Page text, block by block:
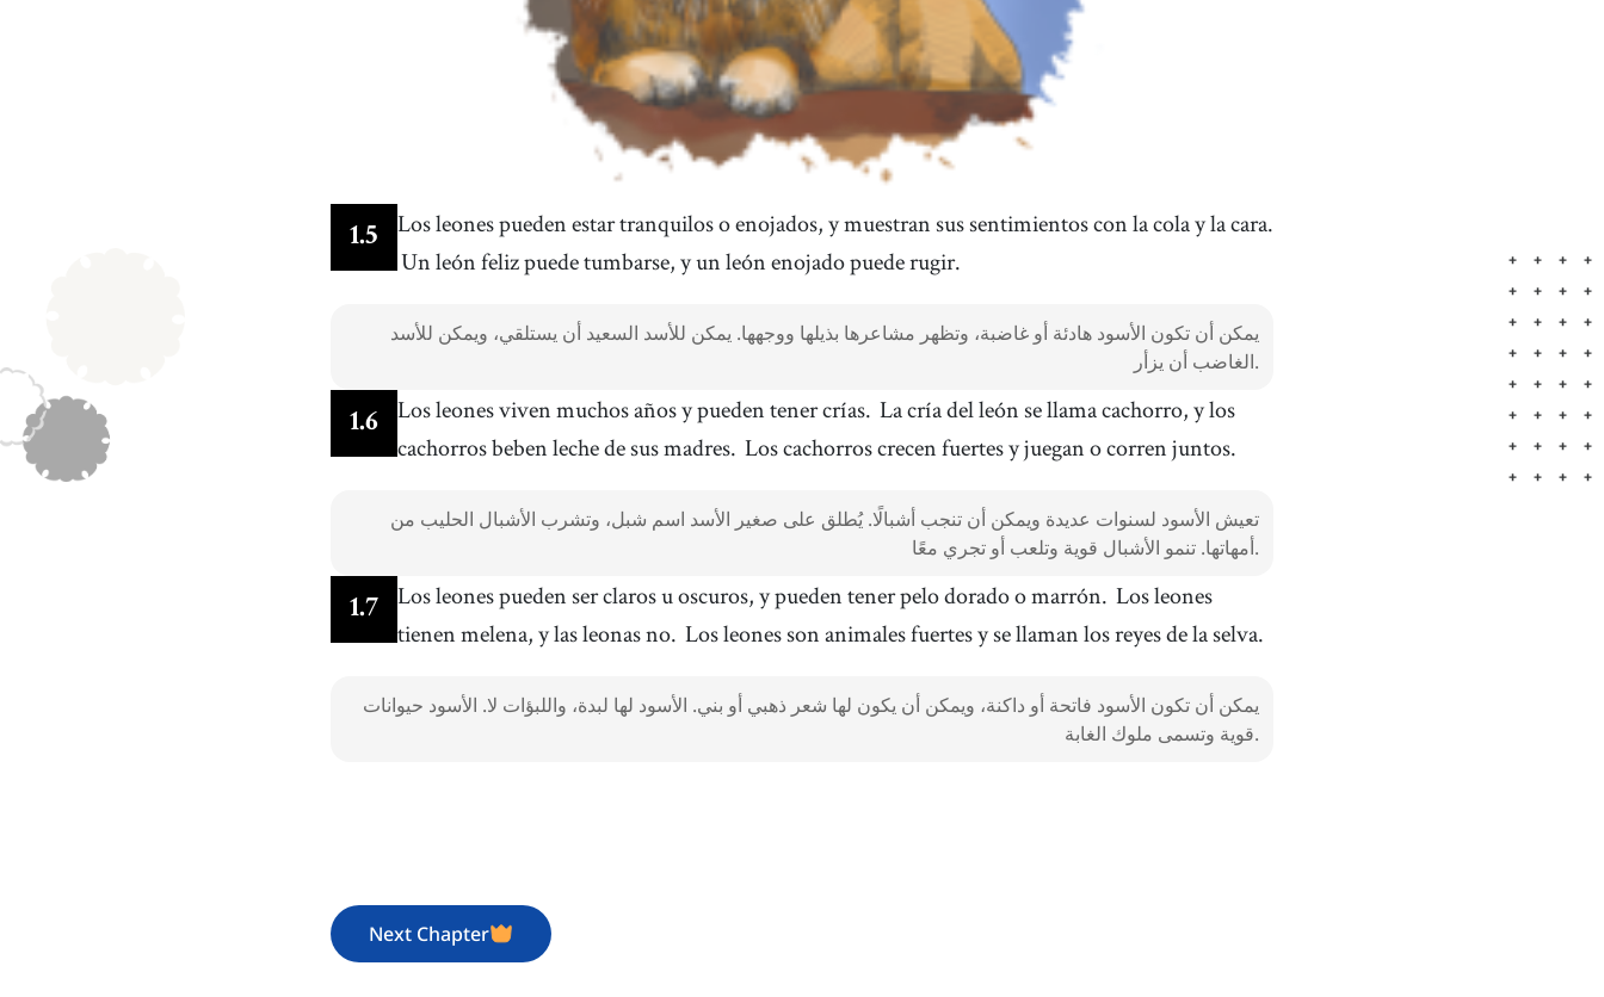
1.5
Los leones pueden estar tranquilos o enojados, y muestran sus sentimientos con la cola y la cara.
Un león feliz puede tumbarse, y un león enojado puede rugir.
يمكن أن تكون الأسود هادئة أو غاضبة، وتظهر مشاعرها بذيلها ووجهها. يمكن للأسد السعيد أن يستلقي، ويمكن للأسد
الغاضب أن يزأر.
1.6 Los leones viven muchos años y pueden tener crías. La cría del león se llama cachorro, y los
cachorros beben leche de sus madres. Los cachorros crecen fuertes y juegan o corren juntos.
تعيش الأسود لسنوات عديدة ويمكن أن تنجب أشبالًا. يُطلق على صغير الأسد اسم شبل، وتشرب الأشبال الحليب من
أمهاتها. تنمو الأشبال قوية وتلعب أو تجري معًا.
1.7 Los leones pueden ser claros u oscuros, y pueden tener pelo dorado o marrón. Los leones
tienen melena, y las leonas no. Los leones son animales fuertes y se llaman los reyes de la selva.
يمكن أن تكون الأسود فاتحة أو داكنة، ويمكن أن يكون لها شعر ذهبي أو بني. الأسود لها لبدة، واللبؤات لا. الأسود حيوانات
قوية وتسمى ملوك الغابة.
Next Chapter